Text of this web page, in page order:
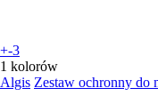
+-3
1 kolorów
Algis Zestaw ochronny do